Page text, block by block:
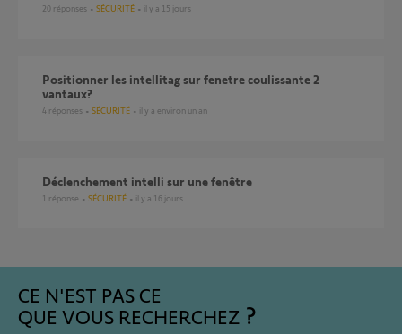
20 réponses SÉCURITÉ il y a 15 jours
positionner les intellitag sur fenetre coulissante 2
vantaux?
4 réponses SÉCURITÉ il y a environ un an
Déclenchement intelli sur une fenêtre
1 réponse SÉCURITÉ il y a 16 jours
CE N'EST PAS CE
QUE VOUS RECHERCHEZ